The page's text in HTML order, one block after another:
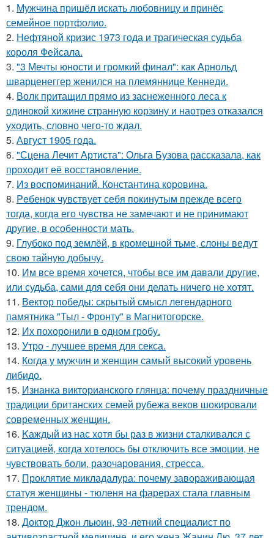
1. Мужчина пришёл искать любовницу и принёс
семейное портфолио.
2. Нефтяной кризис 1973 года и трагическая судьба
короля Фейсала.
3. "3 Мечты юности и громкий финал": как Арнольд
шварценеггер женился на племяннице Кеннеди.
4. Волк притащил прямо из заснеженного леса к
одинокой хижине странную корзину и наотрез отказался
уходить, словно чего-то ждал.
5. Август 1905 года.
6. "Сцена Лечит Артиста": Ольга Бузова рассказала, как
проходит её восстановление.
7. Из воспоминаний. Константина коровина.
8. Peбенок чувствует себя покинутым прежде всего
тогда, когда его чувства не замечают и не принимают
другие, в особенности мать.
9. Глубоко под землёй, в кромешной тьме, слоны ведут
свою тайную добычу.
10. Им все время хочется, чтобы все им давали другие,
или судьба, сами для себя они делать ничего не хотят.
11. Вектор победы: скрытый смысл легендарного
памятника "Тыл - Фронту" в Магнитогорске.
12. Их похоронили в одном гробу.
13. Утро - лучшее время для секса.
14. Когда у мужчин и женщин самый высокий уровень
либидо.
15. Изнанка викторианского глянца: почему праздничные
традиции британских семей рубежа веков шокировали
современных женщин.
16. Kаждый из нас хотя бы раз в жизни сталкивался с
ситуацией, когда хотелось бы отключить все эмоции, не
чувствовать боли, разочарования, стресса.
17. Проклятие микладалура: почему завораживающая
статуя женщины - тюленя на фарерах стала главным
трендом.
18. Доктор Джон льюин, 93-летний специалист по